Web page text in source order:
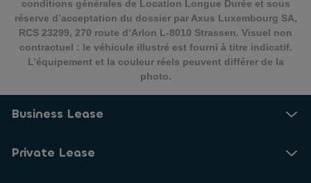
conditions générales de Location Longue Durée et sous
réserve d’acceptation du dossier par Axus Luxembourg SA,
RCS 23299, 270 route d’Arlon L-8010 Strassen. Visuel non
contractuel : le véhicule illustré est fourni à titre indicatif.
L’équipement et la couleur réels peuvent différer de la
photo.
Business Lease
Private Lease